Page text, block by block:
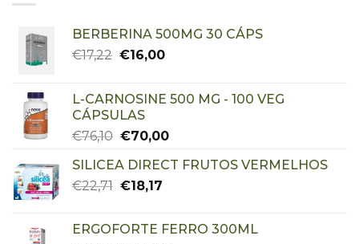
BERBERINA 500MG 30 CÁPS
€17,22 €16,00
L-CARNOSINE 500 MG - 100 VEG
CÁPSULAS
€76,10 €70,00
SILICEA DIRECT FRUTOS VERMELHOS
€22,71 €18,17
ERGOFORTE FERRO 300ML